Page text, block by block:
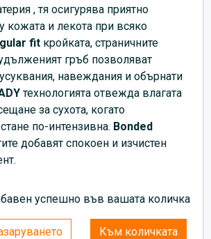
, тя осигурява приятно
кожата и лекота при всяко
fit кройката, страничните
гръб позволяват
навеждания и обърнати
технологията отвежда влагата
за сухота, когато
по-интензивна. Bonded
добавят спокоен и изчистен
успешно във вашата количка
Към количката